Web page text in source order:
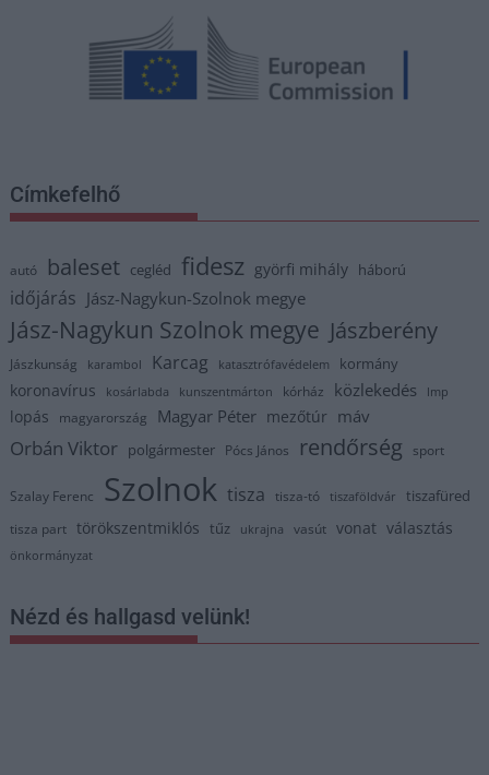
Címkefelhő
autó baleset cegléd fidesz györfi mihály háború
időjárás Jász-Nagykun-Szolnok megye
Jász-Nagykun Szolnok megye Jászberény
Jászkunság karambol Karcag katasztrófavédelem kormány
koronavírus kosárlabda kunszentmárton kórház közlekedés lmp
lopás magyarország Magyar Péter mezőtúr máv
Orbán Viktor polgármester Pócs János rendőrség sport
Szalay Ferenc Szolnok tisza tisza-tó tiszaföldvár tiszafüred
tisza part törökszentmiklós tűz ukrajna vasút vonat választás
önkormányzat
Nézd és hallgasd velünk!